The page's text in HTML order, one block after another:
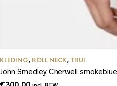
KLEDING, ROLL NECK, TRUI
John Smedley Cherwell smokeblue